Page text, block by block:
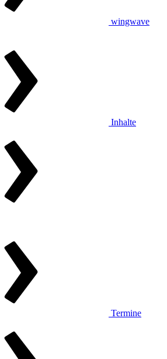
wingwave
Inhalte
Termine